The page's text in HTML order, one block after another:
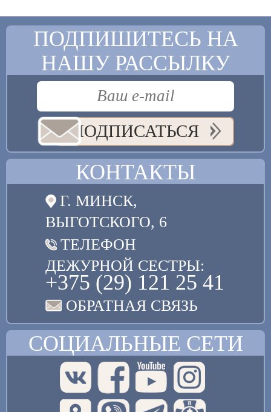
ПОДПИШИТЕСЬ НА
НАШУ РАССЫЛКУ
ПОДПИСАТЬСЯ
КОНТАКТЫ
Г. МИНСК,
ВЫГОТСКОГО, 6
ТЕЛЕФОН
ДЕЖУРНОЙ СЕСТРЫ:
+375 (29) 121 25 41
ОБРАТНАЯ СВЯЗЬ
СОЦИАЛЬНЫЕ СЕТИ